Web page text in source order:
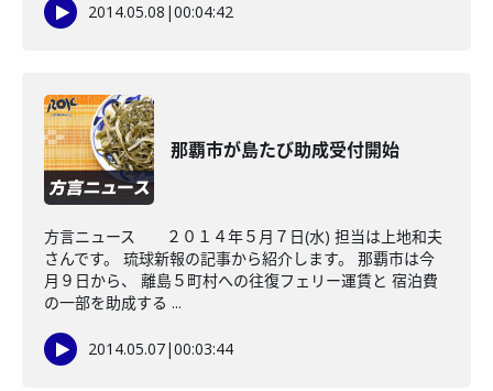
2014.05.08 |00:04:42
那覇市が島たび助成受付開始
方言ニュース ２０１４年５月７日(水) 担当は上地和夫
さんです。 琉球新報の記事から紹介します。 那覇市は今
月９日から、 離島５町村への往復フェリー運賃と 宿泊費
の一部を助成する ...
2014.05.07|00:03:44